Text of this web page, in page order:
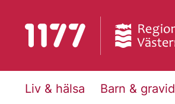
Till startsidan för 1177
Liv & hälsa Barn & gravid